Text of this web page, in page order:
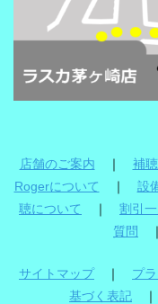
店舗のご案内 ｜ 補
Rogerについて ｜ 設
聴について
｜ 割引
質問
サイトマップ｜ プ
基づく表記